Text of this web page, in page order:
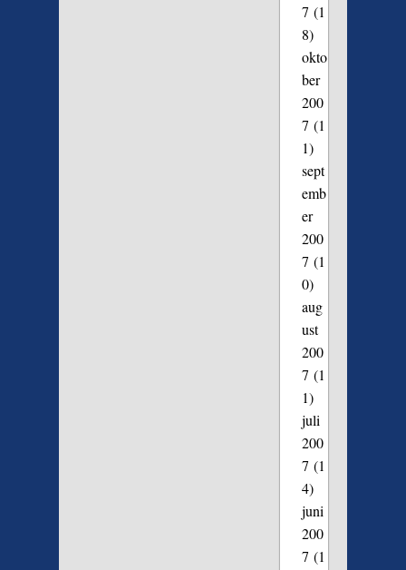
7 (1
8)
okto
ber
200
7 (1
1)
sept
emb
er
200
7 (1
0)
aug
ust
200
7 (1
1)
juli
200
7 (1
4)
juni
200
7 (1